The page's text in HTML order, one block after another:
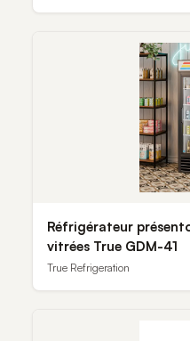
Réfrigérateur
vitrées True GDM-41
True Refrigeration